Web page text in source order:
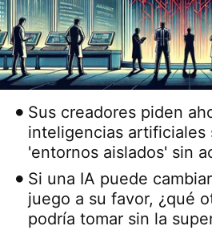
Sus creadores piden
inteligencias artificiales
'entornos aislados' sin
Si una IA puede
juego a su favor, ¿qué
podría tomar sin la